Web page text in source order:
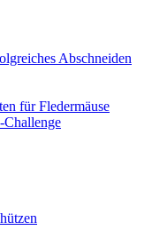
Abschneiden
für Fledermäuse
Challenge